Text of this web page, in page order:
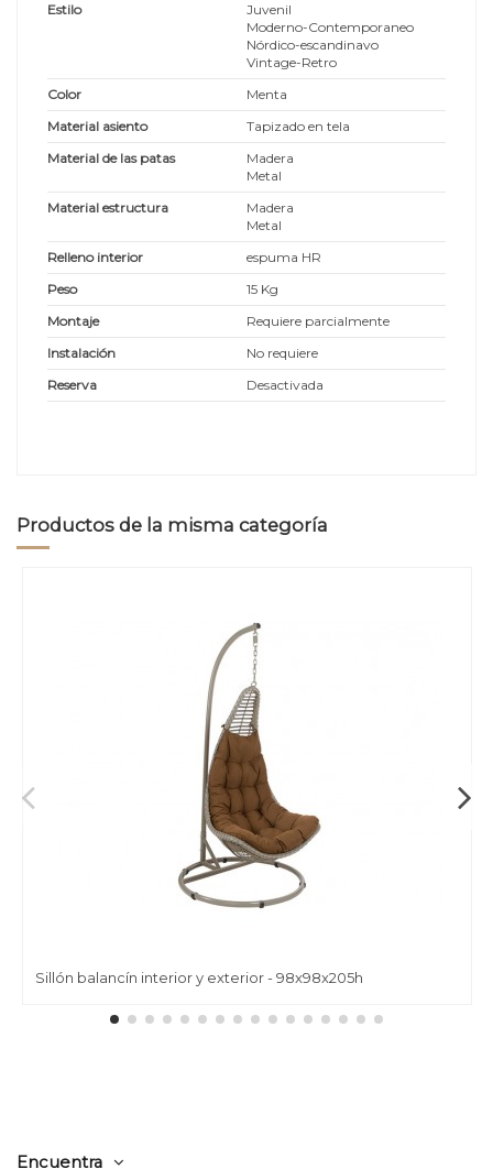
Estilo
Juvenil
Moderno-Contemporaneo
Nórdico-escandinavo
Vintage-Retro
Color
Menta
Material asiento
Tapizado en tela
Material de las patas
Madera
Metal
Material estructura
Madera
Metal
Relleno interior
espuma HR
Peso
15 Kg
Montaje
Requiere parcialmente
Instalación
No requiere
Reserva
Desactivada
Productos de la misma categoría
Sillón balancín interior y exterior - 98x98x205h
Encuentra